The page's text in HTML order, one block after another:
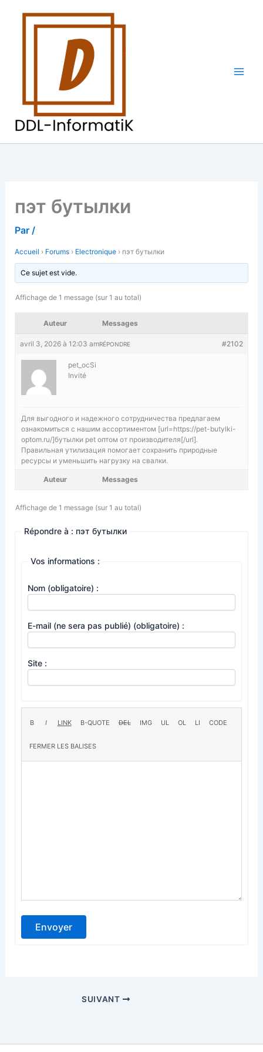
пэт бутылки
Par /
Accueil › Forums › Electronique › пэт бутылки
Ce sujet est vide.
Affichage de 1 message (sur 1 au total)
Auteur Messages
avril 3, 2026 à 12:03 am #2102
RÉPONDRE
pet_ocSi
Invité
Для выгодного и надежного сотрудничества предлагаем
ознакомиться с нашим ассортиментом [url=https://pet-butylki-
optom.ru/]бутылки pet оптом от производителя[/url].
Правильная утилизация помогает сохранить природные
ресурсы и уменьшить нагрузку на свалки.
Auteur Messages
Affichage de 1 message (sur 1 au total)
Répondre à : пэт бутылки
Vos informations :
Nom (obligatoire) :
E-mail (ne sera pas publié) (obligatoire) :
Site :
Envoyer
SUIVANT